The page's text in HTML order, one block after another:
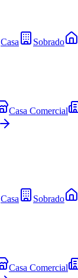
Casa Sobrado
Casa Comercial
Casa Sobrado
Casa Comercial